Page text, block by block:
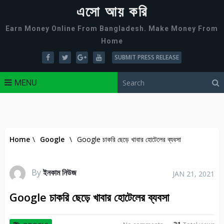
এসো আয় করি
Earn Money Online From Bangladesh. Make Money From
Home
SUBMIT PRESS RELEASE
MENU
Home \ Google \ Google চাকরি ছেড়ে খাবার হোটেলের ব্যবসা
Byইনকাম নিউজ JAN 21, 2021
Google চাকরি ছেড়ে খাবার হোটেলের ব্যবসা